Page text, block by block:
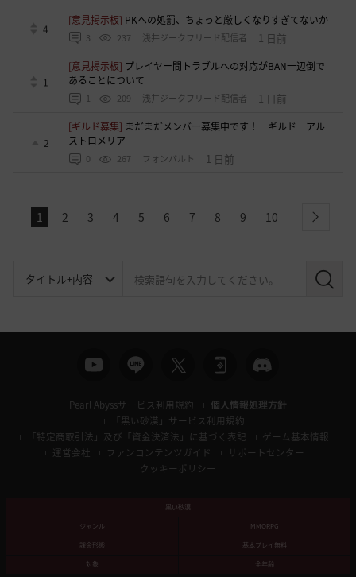
4
[意見掲示板] PKへの処罰、ちょっと厳しくなりすぎてないか
3 237 浅井ジークフリード配信者 1 日前
1
[意見掲示板] プレイヤー間トラブルへの対応がBAN一辺倒で
あることについて
1 209 浅井ジークフリード配信者 1 日前
2
[ギルド募集] まだまだメンバー募集中です！ ギルド アル
ストロメリア
0 267 フォンバルト 1 日前
1 2 3 4 5 6 7 8 9 10 next
検
Pearl Abyssサービス利用規約
個人情報処理方針
「黒い砂漠」サービス利用規約
「特定商取引法」及び「資金決済法」に基づく表記
ゲーム基本情報
運営会社
ファンコンテンツガイド
サポートセンター
クッキーポリシー
黒い砂漠
ジャンル
MMORPG
課金形態
基本プレイ無料
対象
全年齢